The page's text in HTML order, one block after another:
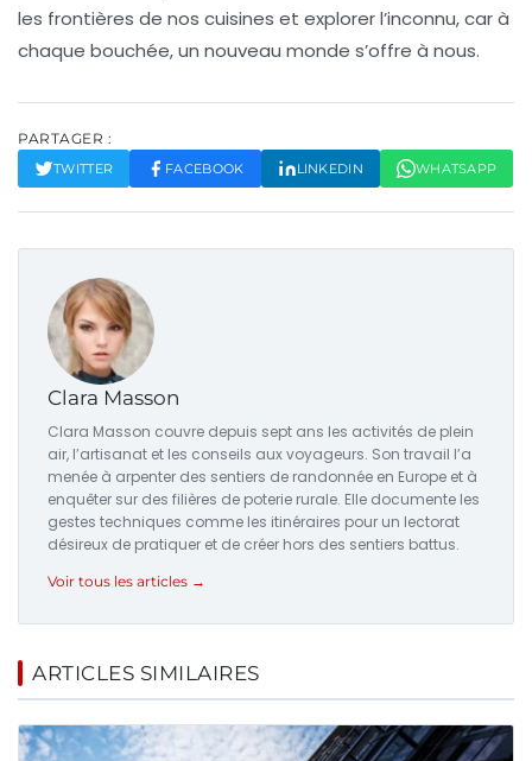
les frontières de nos cuisines et explorer l’inconnu, car à
chaque bouchée, un nouveau monde s’offre à nous.
PARTAGER :
TWITTER FACEBOOK LINKEDIN WHATSAPP
Clara Masson
Clara Masson couvre depuis sept ans les activités de plein
air, l’artisanat et les conseils aux voyageurs. Son travail l’a
menée à arpenter des sentiers de randonnée en Europe et à
enquêter sur des filières de poterie rurale. Elle documente les
gestes techniques comme les itinéraires pour un lectorat
désireux de pratiquer et de créer hors des sentiers battus.
Voir tous les articles →
ARTICLES SIMILAIRES